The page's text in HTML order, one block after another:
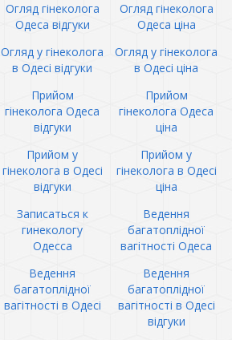
Огляд гінеколога
Одеса відгуки
Огляд гінеколога
Одеса ціна
Огляд у гінеколога
в Одесі відгуки
Огляд у гінеколога
в Одесі ціна
Прийом
гінеколога Одеса
відгуки
Прийом
гінеколога Одеса
ціна
Прийом у
гінеколога в Одесі
відгуки
Прийом у
гінеколога в Одесі
ціна
Записаться к
гинекологу
Одесса
Ведення
багатоплідної
вагітності Одеса
Ведення
багатоплідної
вагітності в Одесі
Ведення
багатоплідної
вагітності в Одесі
відгуки